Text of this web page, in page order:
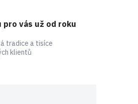
pro vás už od roku
tradice a tisíce
klientů